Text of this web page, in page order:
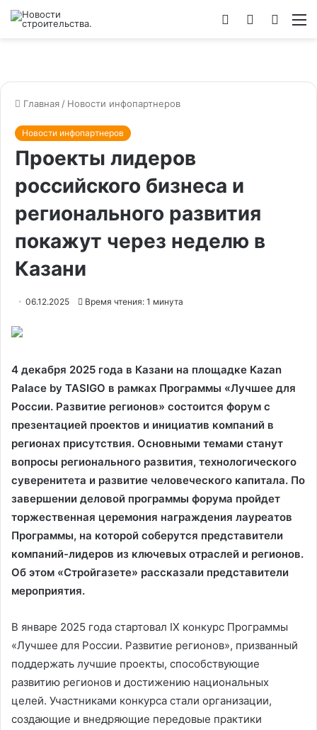
Switch
Войти
Главная / Новости инфопартнеров
Новости инфопартнеров
Проекты лидеров
российского бизнеса и
регионального развития
покажут через неделю в
Казани
06.12.2025 Время чтения: 1 минута
4 декабря 2025 года в Казани на площадке Kazan
Palace by TASIGO в рамках Программы «Лучшее для
России. Развитие регионов» состоится форум с
презентацией проектов и инициатив компаний в
регионах присутствия. Основными темами станут
вопросы регионального развития, технологического
суверенитета и развитие человеческого капитала. По
завершении деловой программы форума пройдет
торжественная церемония награждения лауреатов
Программы, на которой соберутся представители
компаний-лидеров из ключевых отраслей и регионов.
Об этом «Стройгазете» рассказали представители
мероприятия.
В январе 2025 года стартовал IX конкурс Программы
«Лучшее для России. Развитие регионов», призванный
поддержать лучшие проекты, способствующие
развитию регионов и достижению национальных
целей. Участниками конкурса стали организации,
создающие и внедряющие передовые практики